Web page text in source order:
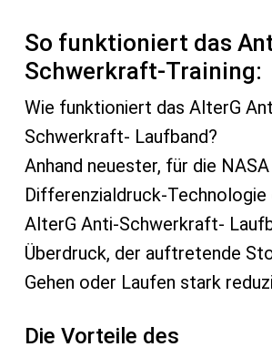
So funktioniert das
Schwerkraft-Training:
Wie funktioniert das AlterG
Schwerkraft- Laufband?
Anhand neuester, für die
Differenzialdruck-Technologie
AlterG Anti-Schwerkraft-
Überdruck, der auftretende
Gehen oder Laufen stark
Die Vorteile des